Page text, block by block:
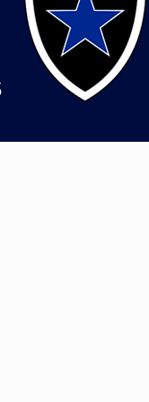
Terra
de Porto Velho
colo